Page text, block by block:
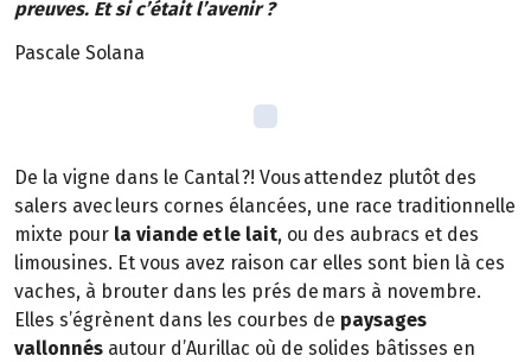
preuves. Et si c’était l’avenir ?
Pascale Solana
De la vigne dans le Cantal ?! Vous attendez plutôt des
salers avec leurs cornes élancées, une race traditionnelle
mixte pour la viande et le lait, ou des aubracs et des
limousines. Et vous avez raison car elles sont bien là ces
vaches, à brouter dans les prés de mars à novembre.
Elles s’égrènent dans les courbes de paysages
vallonnés autour d’Aurillac où de solides bâtisses en